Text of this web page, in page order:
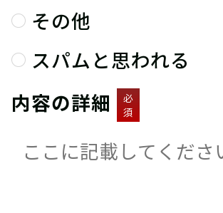
その他
スパムと思われる
内容の詳細
必
須